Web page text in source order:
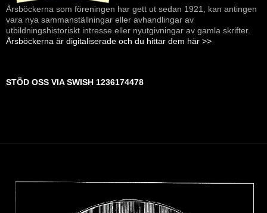
Årsböckerna som föreningen har gett ut sedan 1921, kan antingen
vara nya sammanställningar eller avhandlingar av
utbildningshistoriskt intresse eller nyutgivningar av gamla skrifter.
Årsböckerna är digitaliserade och du hittar dem här >>
STÖD OSS VIA SWISH 1236174478